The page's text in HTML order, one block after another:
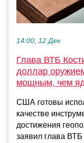
14:00, 12 Дек
Глава ВТБ
доллар
мощным, чем
США готовы
качестве
достижения
заявил глава